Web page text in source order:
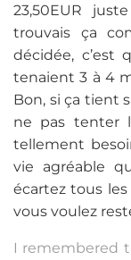
23,50EUR
trouvais ça
décidée, c’est
tenaient 3 à 4
Bon, si ça tient
ne pas tenter
tellement
vie agréable
écartez tous
vous voulez
I remembered